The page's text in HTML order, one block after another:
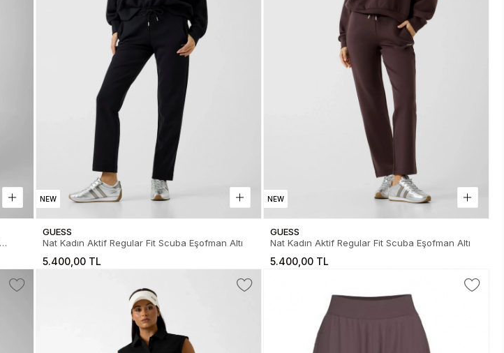
NEW
GUESS
Nat Kadın Aktif Regular Fit Scuba Eşofman Altı
5.400,00 TL
NEW
GUESS
Nat Kadın Aktif Regular Fit Scuba Eşofman Altı
5.400,00 TL